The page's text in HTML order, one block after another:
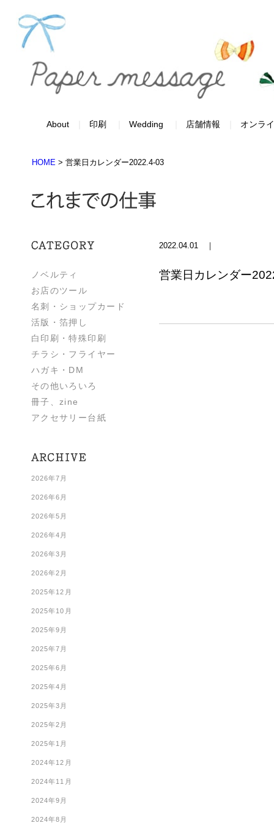
About 印刷 Wedding 店舗情報 オンラ
HOME > 営業日カレンダー2022.4-03
ノベルティ
お店のツール
名刺・ショップカード
活版・箔押し
白印刷・特殊印刷
チラシ・フライヤー
ハガキ・DM
その他いろいろ
冊子、zine
アクセサリー台紙
2026年7月
2026年6月
2026年5月
2026年4月
2026年3月
2026年2月
2025年12月
2025年10月
2025年9月
2025年7月
2025年6月
2025年4月
2025年3月
2025年2月
2025年1月
2024年12月
2024年11月
2024年9月
2024年8月
2022.04.01 ｜
営業日カレンダー